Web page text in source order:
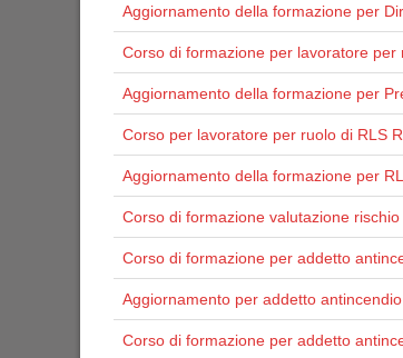
Aggiornamento della formazione per
Corso di formazione per lavoratore per
Aggiornamento della formazione per
Corso per lavoratore per ruolo di RLS
Aggiornamento della formazione per
Corso di formazione valutazione
Corso di formazione per addetto
Aggiornamento per addetto
Corso di formazione per addetto